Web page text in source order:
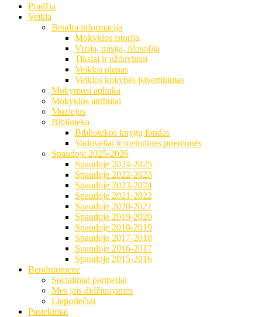
Pradžia
Veikla
Bendra informacija
Mokyklos istorija
Vizija, misija, filosofija
Tikslai ir uždaviniai
Veiklos planas
Veiklos kokybės įsivertinimas
Mokymosi aplinka
Mokyklos atributai
Muziejus
Biblioteka
Bibliotekos knygų fondas
Vadovėliai ir metodinės priemonės
Spaudoje 2025-2026
Spaudoje 2024-2025
Spaudoje 2022-2023
Spaudoje 2023-2024
Spaudoje 2021-2022
Spaudoje 2020-2021
Spaudoje 2019-2020
Spaudoje 2018-2019
Spaudoje 2017-2018
Spaudoje 2016-2017
Spaudoje 2015-2016
Bendruomenė
Socialiniai partneriai
Mes jais didžiuojamės
Lieporiečiai
Pasiekimai